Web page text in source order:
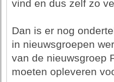
vind en dus zelf zo
Dan is er nog
in nieuwsgroepen
van de nieuwsgroep
moeten opleveren